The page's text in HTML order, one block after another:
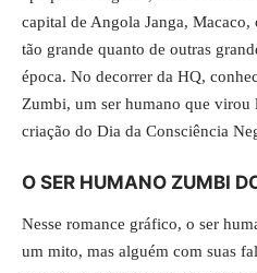
capital de Angola Janga,
tão grande quanto de outras
época. No decorrer da HQ,
Zumbi, um ser humano que virou
criação do Dia da Consciência
O SER HUMANO ZUMBI
Nesse romance gráfico, o ser
um mito, mas alguém com suas